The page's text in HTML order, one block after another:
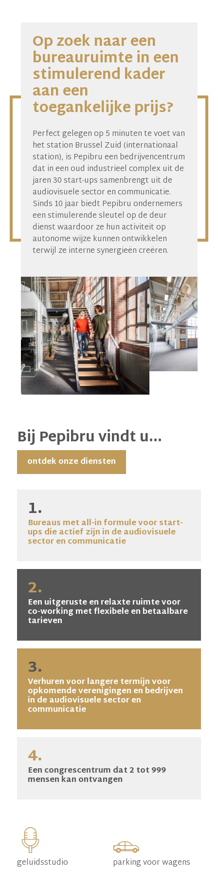
Op zoek naar een
bureauruimte in een
stimulerend kader
aan een
toegankelijke prijs?
Perfect gelegen op 5 minuten te voet van
het station Brussel Zuid (internationaal
station), is Pepibru een bedrijvencentrum
dat in een oud industrieel complex uit de
jaren 30 start-ups samenbrengt uit de
audiovisuele sector en communicatie.
Sinds 10 jaar biedt Pepibru ondernemers
een stimulerende sleutel op de deur
dienst waardoor ze hun activiteit op
autonome wijze kunnen ontwikkelen
terwijl ze interne synergieën creëren.
Bij Pepibru vindt u...
ontdek onze diensten
1.
Bureaus met all-in formule voor start-
ups die actief zijn in de audiovisuele
sector en communicatie
2.
Een uitgeruste en relaxte ruimte voor
co-working met flexibele en betaalbare
tarieven
3.
Verhuren voor langere termijn voor
opkomende verenigingen en bedrijven
in de audiovisuele sector en
communicatie
4.
Een congrescentrum dat 2 tot 999
mensen kan ontvangen
geluidsstudio parking voor wagens